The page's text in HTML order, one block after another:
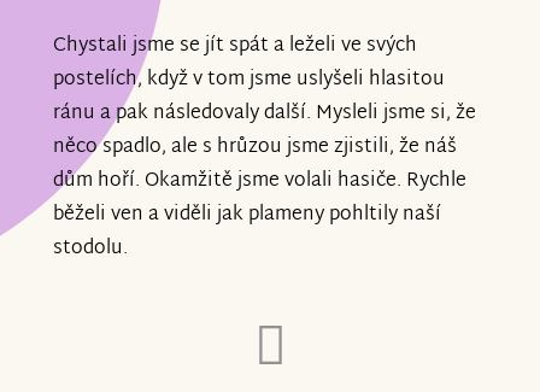
Chystali jsme se jít spát a leželi ve svých
postelích, když v tom jsme uslyšeli hlasitou
ránu a pak následovaly další. Mysleli jsme si, že
něco spadlo, ale s hrůzou jsme zjistili, že náš
dům hoří. Okamžitě jsme volali hasiče. Rychle
běželi ven a viděli jak plameny pohltily naší
stodolu.